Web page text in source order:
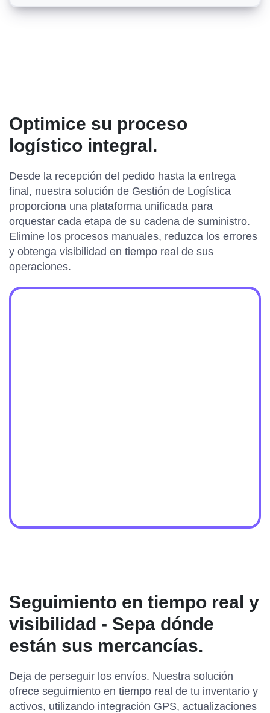
Optimice su proceso
logístico integral.
Desde la recepción del pedido hasta la entrega
final, nuestra solución de Gestión de Logística
proporciona una plataforma unificada para
orquestar cada etapa de su cadena de suministro.
Elimine los procesos manuales, reduzca los errores
y obtenga visibilidad en tiempo real de sus
operaciones.
Seguimiento en tiempo real y
visibilidad - Sepa dónde
están sus mercancías.
Deja de perseguir los envíos. Nuestra solución
ofrece seguimiento en tiempo real de tu inventario y
activos, utilizando integración GPS, actualizaciones